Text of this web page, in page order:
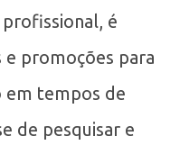
é
promoções para
em tempos de
de pesquisar e